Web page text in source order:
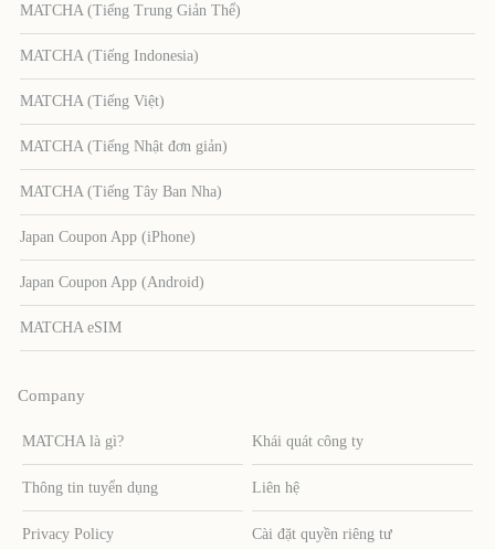
MATCHA (Tiếng Trung Giản Thể)
MATCHA (Tiếng Indonesia)
MATCHA (Tiếng Việt)
MATCHA (Tiếng Nhật đơn giản)
MATCHA (Tiếng Tây Ban Nha)
Japan Coupon App (iPhone)
Japan Coupon App (Android)
MATCHA eSIM
Company
MATCHA là gì? Khái quát công ty
Thông tin tuyển dụng Liên hệ
Privacy Policy Cài đặt quyền riêng tư